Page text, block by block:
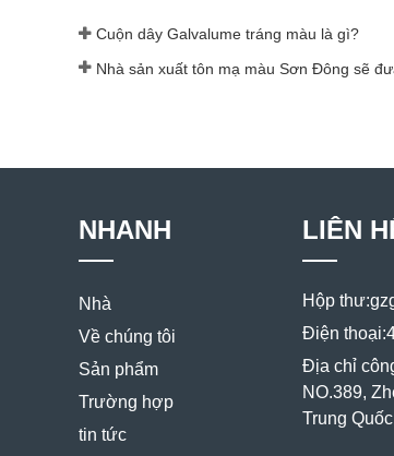
Cuộn dây Galvalume tráng màu là gì?
NHANH
Nhà
Về chúng tôi
Sản phẩm
Trường hợp
tin tức
LIÊN
Hộp thư:
Điện thoại:
Địa chỉ
NO.389,
Trung